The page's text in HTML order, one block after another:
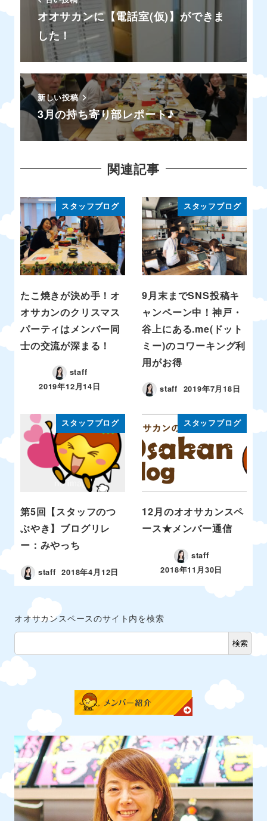
オオサカンに【電話室(仮)】ができま
した！
新しい投稿
3月の持ち寄り部レポート♪
関連記事
スタッフブログ
たこ焼きが決め手！オ
オサカンのクリスマス
パーティはメンバー同
士の交流が深まる！
staff
2019年12月14日
スタッフブログ
9月末までSNS投稿キ
ャンペーン中！神戸・
谷上にある.me(ドット
ミー)のコワーキング利
用がお得
staff 2019年7月18日
スタッフブログ
第5回【スタッフのつ
ぶやき】ブログリレ
ー：みやっち
staff 2018年4月12日
スタッフブログ
12月のオオサカンスペ
ース★メンバー通信
staff
2018年11月30日
オオサカンスペースのサイト内を検索
検索